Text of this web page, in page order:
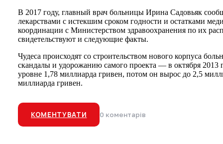
В 2017 году, главный врач больницы Ирина Садовьяк
лекарствами с истекшим сроком годности и остатками
координации с Министерством здравоохранения по их
свидетельствуют и следующие факты.
Чудеса происходят со строительством нового корпуса
скандалы и удорожанию самого проекта — в октября 2013
уровне 1,78 миллиарда гривен, потом он вырос до 2,5
миллиарда гривен.
КОМЕНТУВАТИ 0 коментарів